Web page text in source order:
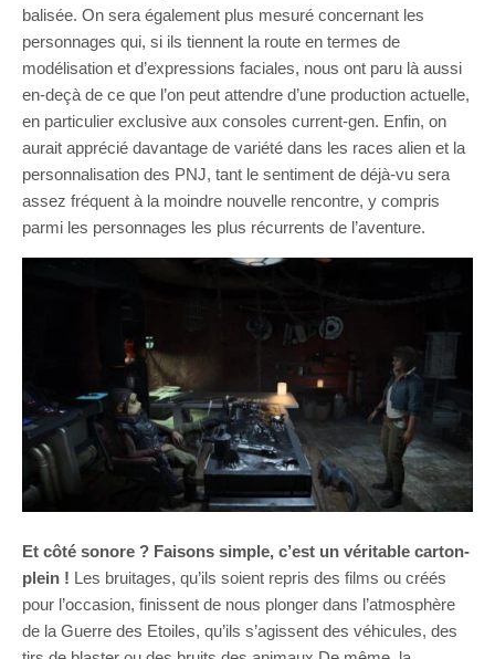
balisée. On sera également plus mesuré concernant les
personnages qui, si ils tiennent la route en termes de
modélisation et d’expressions faciales, nous ont paru là aussi
en-deçà de ce que l’on peut attendre d’une production actuelle,
en particulier exclusive aux consoles current-gen. Enfin, on
aurait apprécié davantage de variété dans les races alien et la
personnalisation des PNJ, tant le sentiment de déjà-vu sera
assez fréquent à la moindre nouvelle rencontre, y compris
parmi les personnages les plus récurrents de l’aventure.
Et côté sonore ? Faisons simple, c’est un véritable carton-
plein ! Les bruitages, qu’ils soient repris des films ou créés
pour l’occasion, finissent de nous plonger dans l’atmosphère
de la Guerre des Etoiles, qu’ils s’agissent des véhicules, des